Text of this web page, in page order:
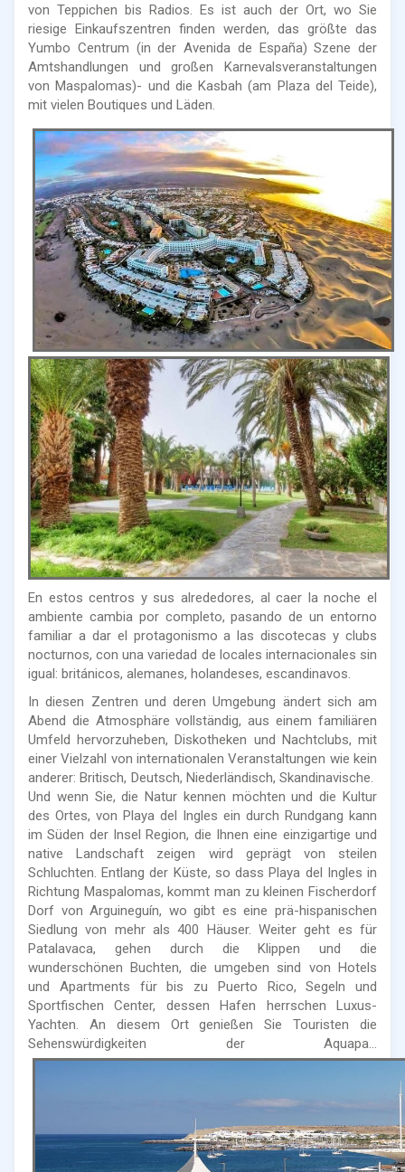
von Teppichen bis Radios. Es ist auch der Ort, wo Sie
riesige Einkaufszentren finden werden, das größte das
Yumbo Centrum (in der Avenida de España) Szene der
Amtshandlungen und großen Karnevalsveranstaltungen
von Maspalomas)- und die Kasbah (am Plaza del Teide),
mit vielen Boutiques und Läden.
En estos centros y sus alrededores, al caer la noche el
ambiente cambia por completo, pasando de un entorno
familiar a dar el protagonismo a las discotecas y clubs
nocturnos, con una variedad de locales internacionales sin
igual: británicos, alemanes, holandeses, escandinavos.
In diesen Zentren und deren Umgebung ändert sich am
Abend die Atmosphäre vollständig, aus einem familiären
Umfeld hervorzuheben, Diskotheken und Nachtclubs, mit
einer Vielzahl von internationalen Veranstaltungen wie kein
anderer: Britisch, Deutsch, Niederländisch, Skandinavische.
Und wenn Sie, die Natur kennen möchten und die Kultur
des Ortes, von Playa del Ingles ein durch Rundgang kann
im Süden der Insel Region, die Ihnen eine einzigartige und
native Landschaft zeigen wird geprägt von steilen
Schluchten. Entlang der Küste, so dass Playa del Ingles in
Richtung Maspalomas, kommt man zu kleinen Fischerdorf
Dorf von Arguineguín, wo gibt es eine prä-hispanischen
Siedlung von mehr als 400 Häuser. Weiter geht es für
Patalavaca, gehen durch die Klippen und die
wunderschönen Buchten, die umgeben sind von Hotels
und Apartments für bis zu Puerto Rico, Segeln und
Sportfischen Center, dessen Hafen herrschen Luxus-
Yachten. An diesem Ort genießen Sie Touristen die
Sehenswürdigkeiten der Aquapa...